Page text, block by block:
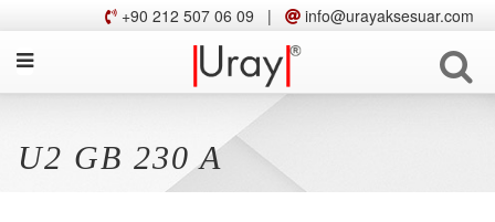
+90 212 507 06 09 | info@urayaksesuar.com
U2 GB 230 A